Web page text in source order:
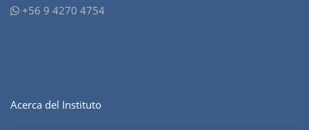
+56 9 4270 4754
Acerca del Instituto